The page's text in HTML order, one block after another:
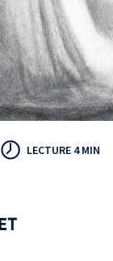
LECTURE 4 MIN